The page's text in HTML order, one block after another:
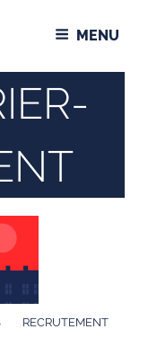
MENU
RECRUTEMENT